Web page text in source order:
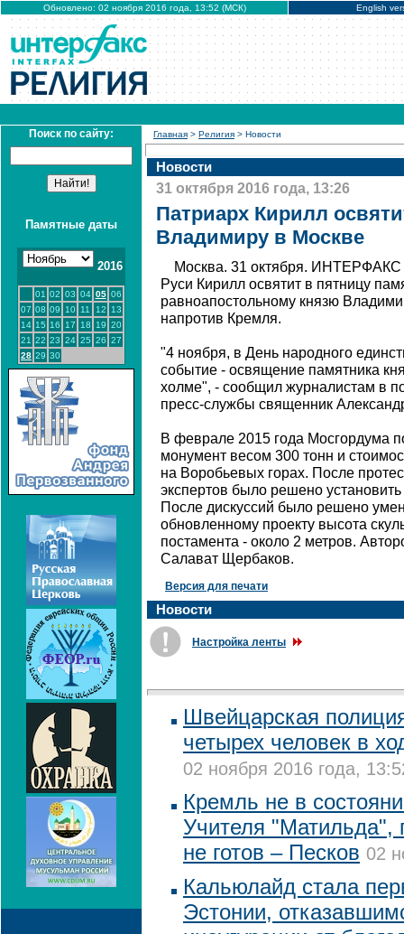
Обновлено: 02 ноября 2016 года, 13:52 (МСК) English
Поиск по сайту:
Памятные даты
2016
01 02 03 04 05 06
07 08 09 10 11 12
13
14 15 16 17 18 19 20
21 22 23 24 25 26 27
28 29 30
Главная > Религия > Новости
Новости
31 октября 2016 года, 13:26
Патриарх Кирилл
Владимиру в Москве
Москва. 31 октября. ИНТЕРФАКС
Руси Кирилл освятит в пятницу
равноапостольному князю
напротив Кремля.
"4 ноября, в День народного
событие - освящение памятника
холме", - сообщил журналистам в
пресс-службы священник
В феврале 2015 года Мосгордума
монумент весом 300 тонн и
на Воробьевых горах. После
экспертов было решено
После дискуссий было решено
обновленному проекту высота
постамента - около 2 метров.
Салават Щербаков.
Версия для печати
Новости
Настройка ленты
Швейцарская
четырех человек в
02 ноября 2016 года,
Кремль не в
Учителя "Матильда",
не готов – Песков 02
Кальюлайд стала
Эстонии,